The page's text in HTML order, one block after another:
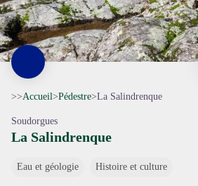
>>Accueil>Pédestre>La Salindrenque
Soudorgues
La Salindrenque
Eau et géologie Histoire et culture